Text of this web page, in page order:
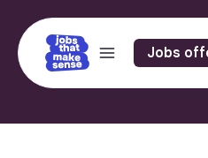
Jobs